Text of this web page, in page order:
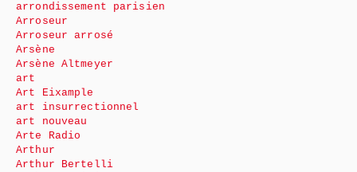
arrondissement parisien
Arroseur
Arroseur arrosé
Arsène
Arsène Altmeyer
art
Art Eixample
art insurrectionnel
art nouveau
Arte Radio
Arthur
Arthur Bertelli